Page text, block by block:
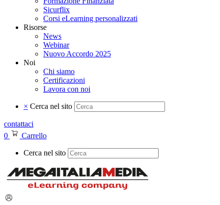
Sicurflix
Corsi eLearning personalizzati
Risorse
News
Webinar
Nuovo Accordo 2025
Noi
Chi siamo
Certificazioni
Lavora con noi
× Cerca nel sito
contattaci
0
Carrello
Cerca nel sito